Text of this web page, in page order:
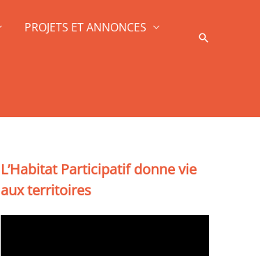
PROJETS ET ANNONCES
L’Habitat Participatif donne vie
aux territoires